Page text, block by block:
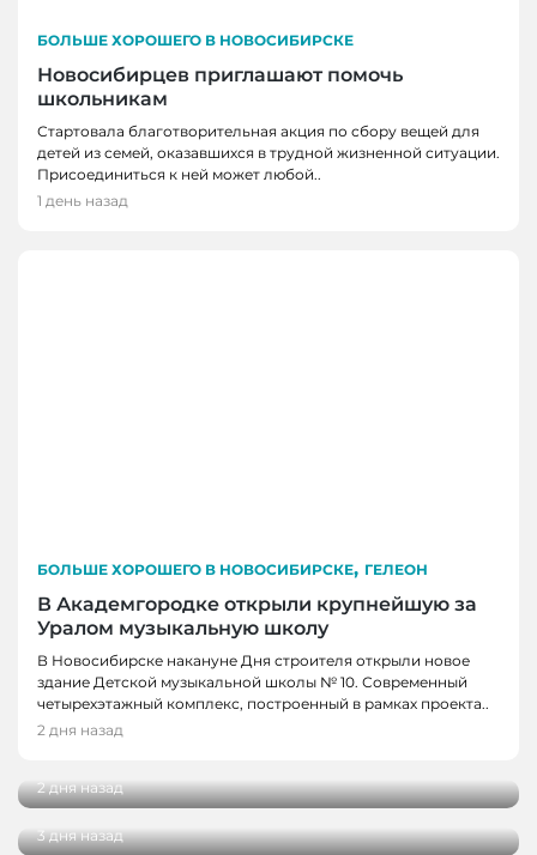
БОЛЬШЕ ХОРОШЕГО В НОВОСИБИРСКЕ
Новосибирцев приглашают помочь
школьникам
Стартовала благотворительная акция по сбору вещей для
детей из семей, оказавшихся в трудной жизненной ситуации.
Присоединиться к ней может любой..
1 день назад
БОЛЬШЕ ХОРОШЕГО В НОВОСИБИРСКЕ, ГЕЛЕОН
В Академгородке открыли крупнейшую за
Уралом музыкальную школу
В Новосибирске накануне Дня строителя открыли новое
здание Детской музыкальной школы № 10. Современный
четырехэтажный комплекс, построенный в рамках проекта..
2 дня назад
БОЛЬШЕ ХОРОШЕГО В НОВОСИБИРСКЕ
В Новосибирск привезли персидский ковер
2 дня назад
БОЛЬШЕ ХОРОШЕГО В НОВОСИБИРСКЕ
Мальдивы и Японию для отдыха
3 дня назад